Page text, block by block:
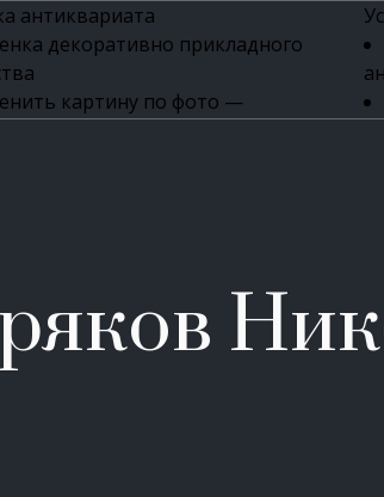
антиквариата
декоративно прикладного
картину по фото —
антикварной мебели
книг
бронзовых изделий